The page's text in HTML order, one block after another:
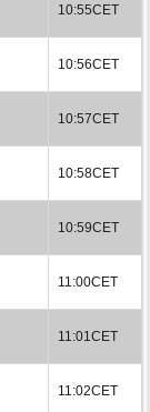
10:55CET
10:56CET
10:57CET
10:58CET
10:59CET
11:00CET
11:01CET
11:02CET